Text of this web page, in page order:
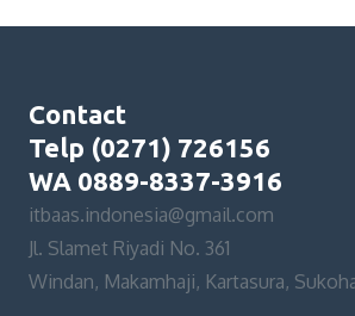
Contact
Telp (0271) 726156
WA 0889-8337-3916
itbaas.indonesia@gmail.com
Jl. Slamet Riyadi No. 361
Windan, Makamhaji, Kartasura,